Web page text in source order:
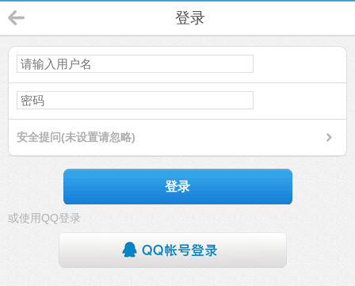
登录
安全提问(未设置请忽略)
登录
或使用QQ登录